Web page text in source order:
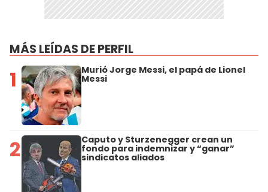
MÁS LEÍDAS DE PERFIL
1 Murió Jorge Messi, el papá de Lionel
Messi
2 Caputo y Sturzenegger crean un
fondo para indemnizar y “ganar”
sindicatos aliados